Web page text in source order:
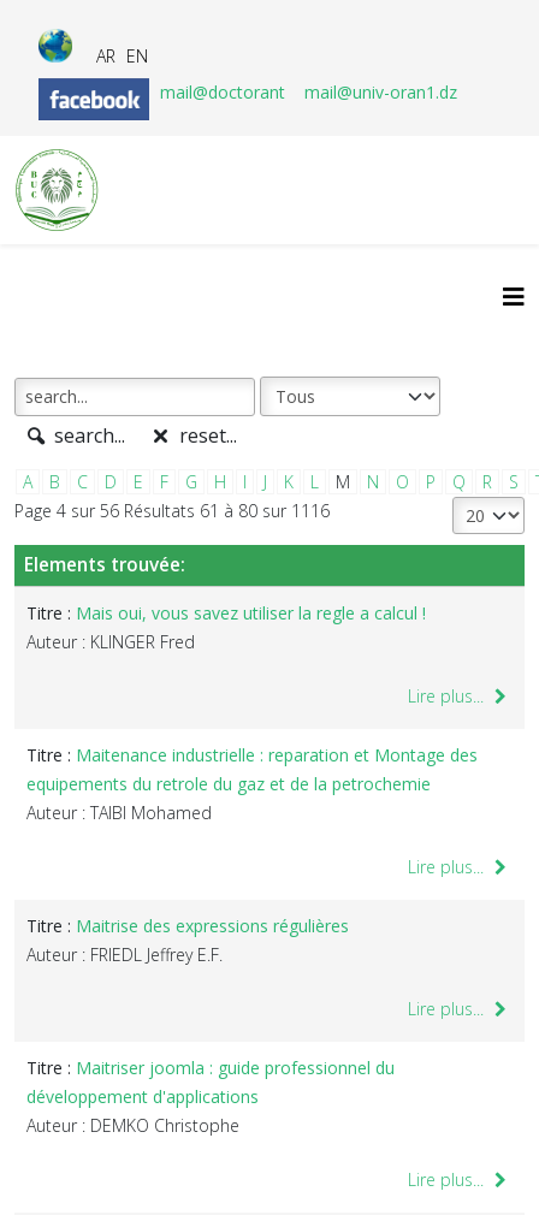
AR EN
mail@doctorant
mail@univ-oran1.dz
search... reset...
A B C D E F G H I J K L M N O P Q R S
Page 4 sur 56 Résultats 61 à 80 sur 1116
Elements trouvée:
Titre : Mais oui, vous savez utiliser la regle a calcul !
Auteur : KLINGER Fred
Lire plus...
Titre : Maitenance industrielle : reparation et Montage des
equipements du retrole du gaz et de la petrochemie
Auteur : TAIBI Mohamed
Lire plus...
Titre : Maitrise des expressions régulières
Auteur : FRIEDL Jeffrey E.F.
Lire plus...
Titre : Maitriser joomla : guide professionnel du
développement d'applications
Auteur : DEMKO Christophe
Lire plus...